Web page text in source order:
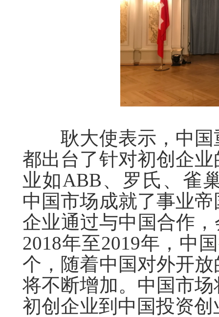
耿大使表示，中国
都出台了针对初创企
业如ABB、罗氏、雀
中国市场成就了事业
企业通过与中国合作
2018年至2019年，中
个，随着中国对外开
将不断增加。中国市
初创企业到中国投资